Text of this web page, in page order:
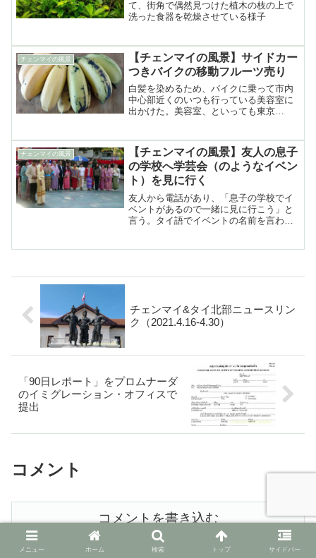
て、街角で偶然見つけた植木の枝の上で
洗った食器を乾燥させている様子
チェンマイの風景
【チェンマイの風景】サイドカー
つきバイクの移動フルーツ売り
白髪を染めるため、バイクに乗って市内
中心部近くのいつも行っている美容室に
出かけた。美容室、といっても東京
チェンマイの風景
【チェンマイの風景】友人の息子
の学校へ学芸会（のようなイベン
ト）を見に行く
友人から電話があり、「息子の学校でイ
ベントがあるので一緒に見に行こう」と
言う。タイ語でイベントの名前を言われ
チェンマイ&タイ北部ニュースリン
ク（2021.4.16-4.30）
「90日レポート」をプロムナーダ
のイミグレーション・オフィスで
提出
コメント
コメントを書き込む
メニュー ホーム 検索 トップ サイドバー